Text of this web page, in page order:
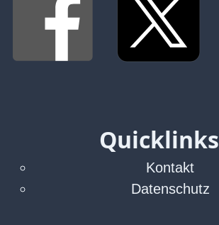
Wettbewerbsrecht
Quicklinks
Kontakt
Datenschutz